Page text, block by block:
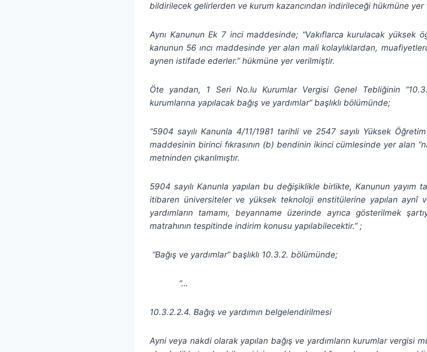
bildirilecek gelirlerden ve kurum kazancından indirileceği hükmüne yer
Aynı Kanunun Ek 7 inci maddesinde; “Vakıflarca kurulacak yüksek
kanunun 56 ıncı maddesinde yer alan mali kolaylıklardan,
aynen istifade ederler.” hükmüne yer verilmiştir.
Öte yandan, 1 Seri No.lu Kurumlar Vergisi Genel Tebliğinin
kurumlarına yapılacak bağış ve yardımlar” başlıklı bölümünde;
“5904 sayılı Kanunla 4/11/1981 tarihli ve 2547 sayılı Yüksek
maddesinin birinci fıkrasının (b) bendinin ikinci cümlesinde yer alan
metninden çıkarılmıştır.
5904 sayılı Kanunla yapılan bu değişiklikle birlikte, Kanunun yayım
itibaren üniversiteler ve yüksek teknoloji enstitülerine yapılan aynî
yardımların tamamı, beyanname üzerinde ayrıca gösterilmek
matrahının tespitinde indirim konusu yapılabilecektir.” ;
“Bağış ve yardımlar” başlıklı 10.3.2. bölümünde;
“…
10.3.2.2.4. Bağış ve yardımın belgelendirilmesi
Ayni veya nakdi olarak yapılan bağış ve yardımların kurumlar vergisi